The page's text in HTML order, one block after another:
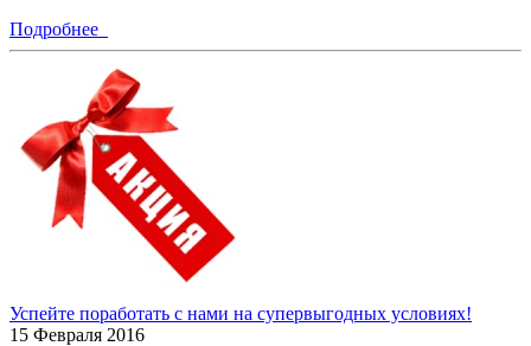
Подробнее
Успейте поработать с нами на супервыгодных условиях!
15 Февраля 2016